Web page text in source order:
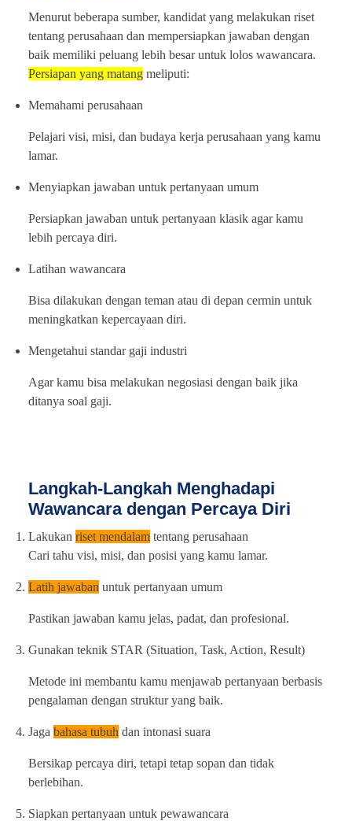
Menurut beberapa sumber, kandidat yang melakukan riset
tentang perusahaan dan mempersiapkan jawaban dengan
baik memiliki peluang lebih besar untuk lolos wawancara.
Persiapan yang matang meliputi:
Memahami perusahaan
Pelajari visi, misi, dan budaya kerja perusahaan yang kamu
lamar.
Menyiapkan jawaban untuk pertanyaan umum
Persiapkan jawaban untuk pertanyaan klasik agar kamu
lebih percaya diri.
Latihan wawancara
Bisa dilakukan dengan teman atau di depan cermin untuk
meningkatkan kepercayaan diri.
Mengetahui standar gaji industri
Agar kamu bisa melakukan negosiasi dengan baik jika
ditanya soal gaji.
Langkah-Langkah Menghadapi
Wawancara dengan Percaya Diri
Lakukan riset mendalam tentang perusahaan
Cari tahu visi, misi, dan posisi yang kamu lamar.
Latih jawaban untuk pertanyaan umum
Pastikan jawaban kamu jelas, padat, dan profesional.
Gunakan teknik STAR (Situation, Task, Action, Result)
Metode ini membantu kamu menjawab pertanyaan berbasis
pengalaman dengan struktur yang baik.
Jaga bahasa tubuh dan intonasi suara
Bersikap percaya diri, tetapi tetap sopan dan tidak
berlebihan.
Siapkan pertanyaan untuk pewawancara